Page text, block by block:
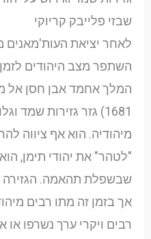
שבזי פלייבק קריוקי
השתפר מצב היהודים
1681) גזר גזירות שמד
מיהודיה. הוא אף ציווה
"לטהר" את יהודי תימן,
שבשפלת תהאמה. הגזירה
אך בזמן זה מתו רבים
רבים ויקרי ערך נשרפו